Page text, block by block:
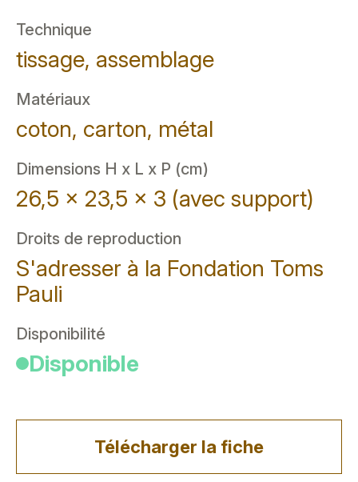
Technique
tissage, assemblage
Matériaux
coton, carton, métal
Dimensions H x L x P (cm)
26,5 x 23,5 x 3 (avec support)
Droits de reproduction
S'adresser à la Fondation Toms
Pauli
Disponibilité
Disponible
Télécharger la fiche